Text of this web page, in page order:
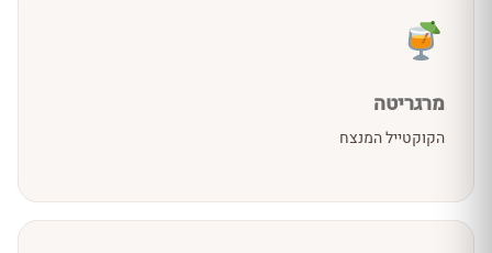
מרגריטה
הקוקטייל המנצח